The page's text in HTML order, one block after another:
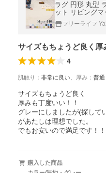
ラグ 円形 丸型
ット リビングマ
れ
フリーライフ
4
肌触り ： 非常に良い、 厚み ： 普通
サイズもちょうど良く
厚みも丁度いい！！
グレーにしましたが(探して
があたしは理想でした。
でもお安いので満足です！！
購入した商品